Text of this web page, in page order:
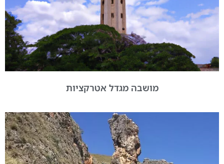
מושבה מגדל אטרקציות